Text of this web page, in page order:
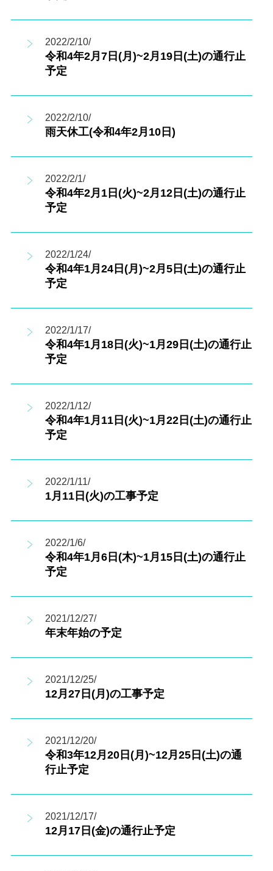
2022/2/10/
令和4年2月7日(月)~2月19日(土)の通行止
予定
2022/2/10/
雨天休工(令和4年2月10日)
2022/2/1/
令和4年2月1日(火)~2月12日(土)の通行止
予定
2022/1/24/
令和4年1月24日(月)~2月5日(土)の通行止
予定
2022/1/17/
令和4年1月18日(火)~1月29日(土)の通行止
予定
2022/1/12/
令和4年1月11日(火)~1月22日(土)の通行止
予定
2022/1/11/
1月11日(火)の工事予定
2022/1/6/
令和4年1月6日(木)~1月15日(土)の通行止
予定
2021/12/27/
年末年始の予定
2021/12/25/
12月27日(月)の工事予定
2021/12/20/
令和3年12月20日(月)~12月25日(土)の通
行止予定
2021/12/17/
12月17日(金)の通行止予定